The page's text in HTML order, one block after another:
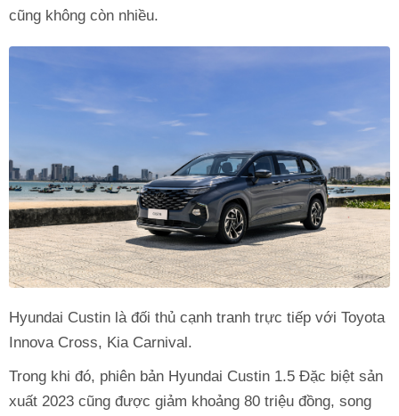
cũng không còn nhiều.
Hyundai Custin là đối thủ cạnh tranh trực tiếp với Toyota
Innova Cross, Kia Carnival.
Trong khi đó, phiên bản Hyundai Custin 1.5 Đặc biệt sản
xuất 2023 cũng được giảm khoảng 80 triệu đồng, song